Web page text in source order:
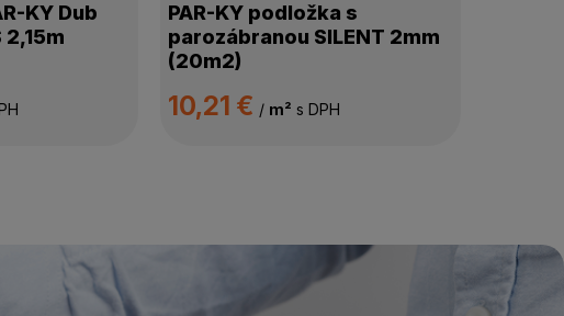
KY Dub
PAR-KY podložka s
parozábranou SILENT 2mm
(20m2)
10,21 € / m² s DPH